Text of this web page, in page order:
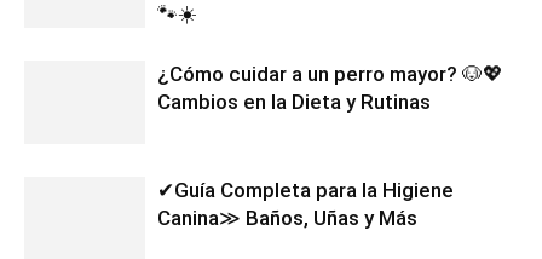
🐾☀️
¿Cómo cuidar a un perro mayor? 🐶💖
Cambios en la Dieta y Rutinas
✔Guía Completa para la Higiene
Canina≫ Baños, Uñas y Más